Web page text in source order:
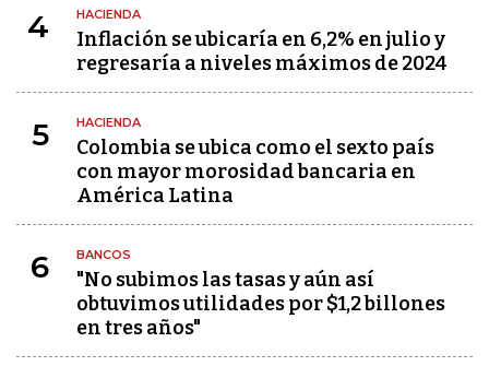
4 HACIENDA
Inflación se ubicaría en 6,2% en julio y
regresaría a niveles máximos de 2024
5 HACIENDA
Colombia se ubica como el sexto país
con mayor morosidad bancaria en
América Latina
6 BANCOS
"No subimos las tasas y aún así
obtuvimos utilidades por $1,2 billones
en tres años"